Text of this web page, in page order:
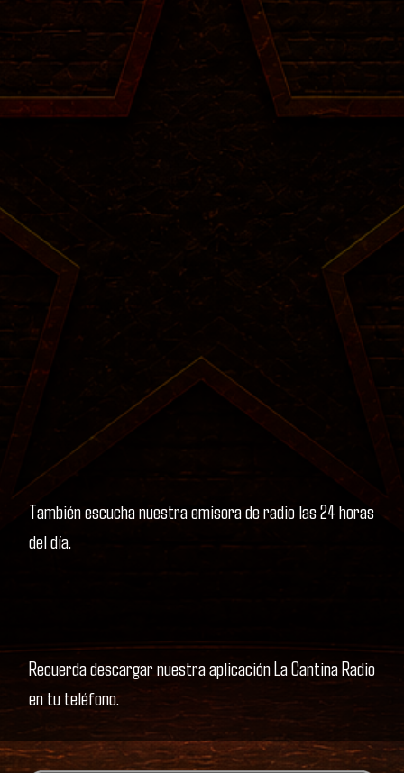
También escucha nuestra emisora de radio las 24 horas
del día.
Recuerda descargar nuestra aplicación La Cantina Radio
en tu teléfono.